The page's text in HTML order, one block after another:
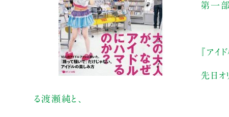
第一
『ア
先日
る渡瀬純と、